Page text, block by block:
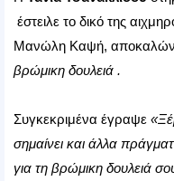
έστειλε το δικό της
Μανώλη Καψή,
βρώμικη δουλειά .
Συγκεκριμένα έγραψε
σημαίνει και άλλα
για τη βρώμικη δουλειά